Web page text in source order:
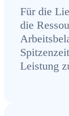
Für die
die
Leistung